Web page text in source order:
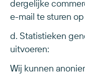
dergelijke
e-mail te sturen op
d. Statistieken
uitvoeren:
Wij kunnen